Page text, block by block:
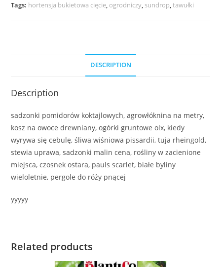
Tags: hortensja bukietowa cięcie, ogrodniczy, sundrop,tawułki
DESCRIPTION
Description
sadzonki pomidorów koktajlowych, agrowłóknina na metry,
kosz na owoce drewniany, ogórki gruntowe olx, kiedy
wyrywa się cebulę, śliwa wiśniowa pissardii, tuja rheingold,
stewia uprawa, sadzonki malin cena, rośliny w zacienione
miejsca, czosnek ostara, pauls scarlet, białe byliny
wieloletnie, pergole do róży pnącej
yyyyy
Related products